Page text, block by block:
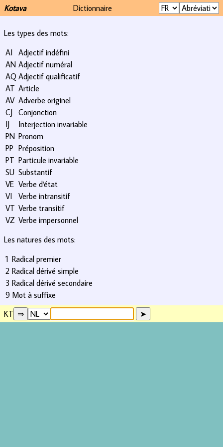
Kotava Dictionnaire
Les types des mots:
AI Adjectif indéfini
AN Adjectif numéral
AQ Adjectif qualificatif
AT Article
AV Adverbe originel
CJ Conjonction
IJ
Interjection invariable
PN Pronom
PP Préposition
PT Particule invariable
SU Substantif
VE Verbe d'état
VI
Verbe intransitif
VT Verbe transitif
VZ Verbe impersonnel
Les natures des mots:
1 Radical premier
2 Radical dérivé simple
3 Radical dérivé secondaire
9 Mot à suffixe
KT